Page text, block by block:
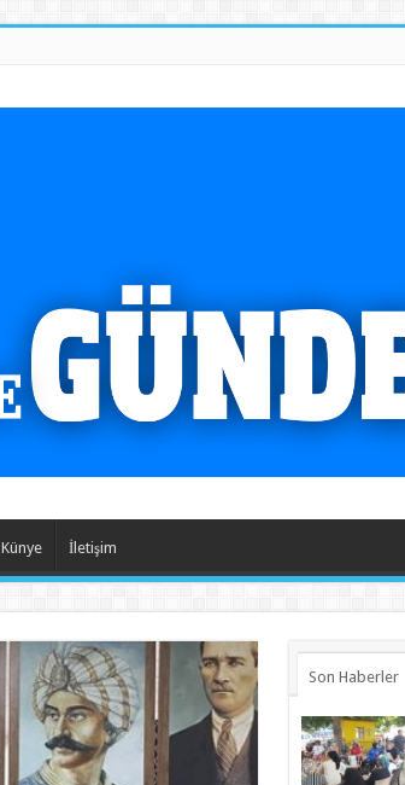
Künye İletişim
Son Haberler